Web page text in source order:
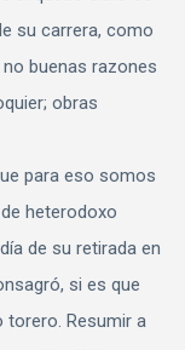
su carrera, como
buenas razones
obras
para eso somos
heterodoxo
de su retirada en
si es que
torero. Resumir a